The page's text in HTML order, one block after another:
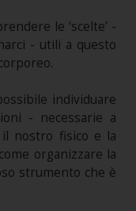
le ‘scelte’ -
- utili a questo
individuare
- necessarie a
nostro fisico e la
organizzare la
strumento che è